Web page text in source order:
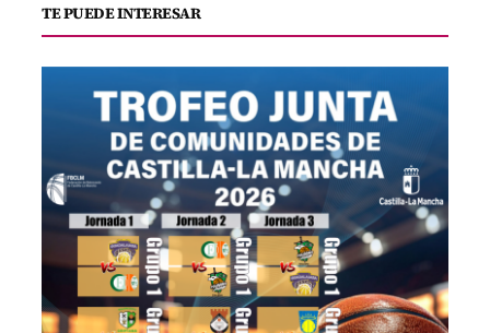
TE PUEDE INTERESAR